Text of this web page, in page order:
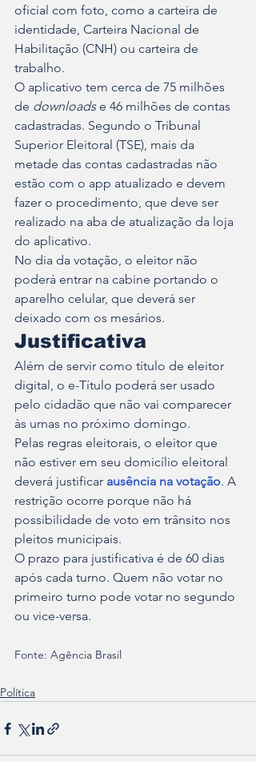
oficial com foto, como a carteira de
identidade, Carteira Nacional de
Habilitação (CNH) ou carteira de
trabalho.
O aplicativo tem cerca de 75 milhões
de downloads e 46 milhões de contas
cadastradas. Segundo o Tribunal
Superior Eleitoral (TSE), mais da
metade das contas cadastradas não
estão com o app atualizado e devem
fazer o procedimento, que deve ser
realizado na aba de atualização da loja
do aplicativo.
No dia da votação, o eleitor não
poderá entrar na cabine portando o
aparelho celular, que deverá ser
deixado com os mesários.
Justificativa
Além de servir como título de eleitor
digital, o e-Título poderá ser usado
pelo cidadão que não vai comparecer
às urnas no próximo domingo.
Pelas regras eleitorais, o eleitor que
não estiver em seu domicílio eleitoral
deverá justificar ausência na votação. A
restrição ocorre porque não há
possibilidade de voto em trânsito nos
pleitos municipais.
O prazo para justificativa é de 60 dias
após cada turno. Quem não votar no
primeiro turno pode votar no segundo
ou vice-versa.
Fonte: Agência Brasil
Política